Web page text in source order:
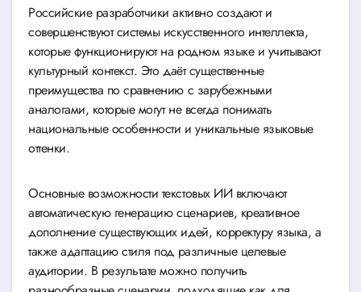
Российские разработчики активно создают и
совершенствуют системы искусственного интеллекта,
которые функционируют на родном языке и учитывают
культурный контекст. Это даёт существенные
преимущества по сравнению с зарубежными
аналогами, которые могут не всегда понимать
национальные особенности и уникальные языковые
оттенки.
Основные возможности текстовых ИИ включают
автоматическую генерацию сценариев, креативное
дополнение существующих идей, корректуру языка, а
также адаптацию стиля под различные целевые
аудитории. В результате можно получить